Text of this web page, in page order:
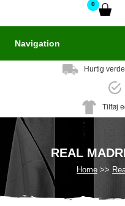
0
Navigation
Hurtig
Tilføj
REAL
Home